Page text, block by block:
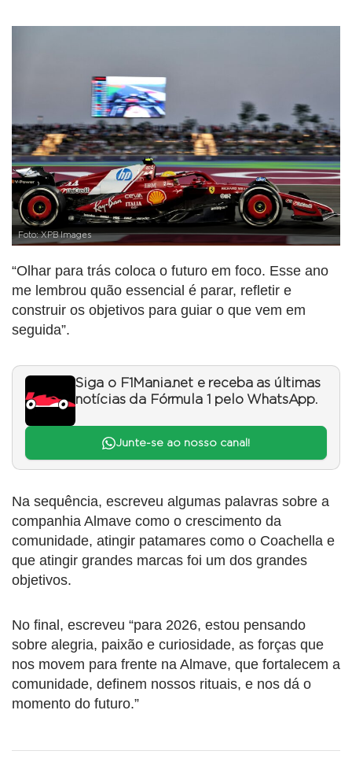
Foto: XPB Images
“Olhar para trás coloca o futuro em foco. Esse ano
me lembrou quão essencial é parar, refletir e
construir os objetivos para guiar o que vem em
seguida”.
Siga o F1Mania.net e receba as últimas
notícias da Fórmula 1 pelo WhatsApp.
Junte-se ao nosso canal!
Na sequência, escreveu algumas palavras sobre a
companhia Almave como o crescimento da
comunidade, atingir patamares como o Coachella e
que atingir grandes marcas foi um dos grandes
objetivos.
No final, escreveu “para 2026, estou pensando
sobre alegria, paixão e curiosidade, as forças que
nos movem para frente na Almave, que fortalecem a
comunidade, definem nossos rituais, e nos dá o
momento do futuro.”